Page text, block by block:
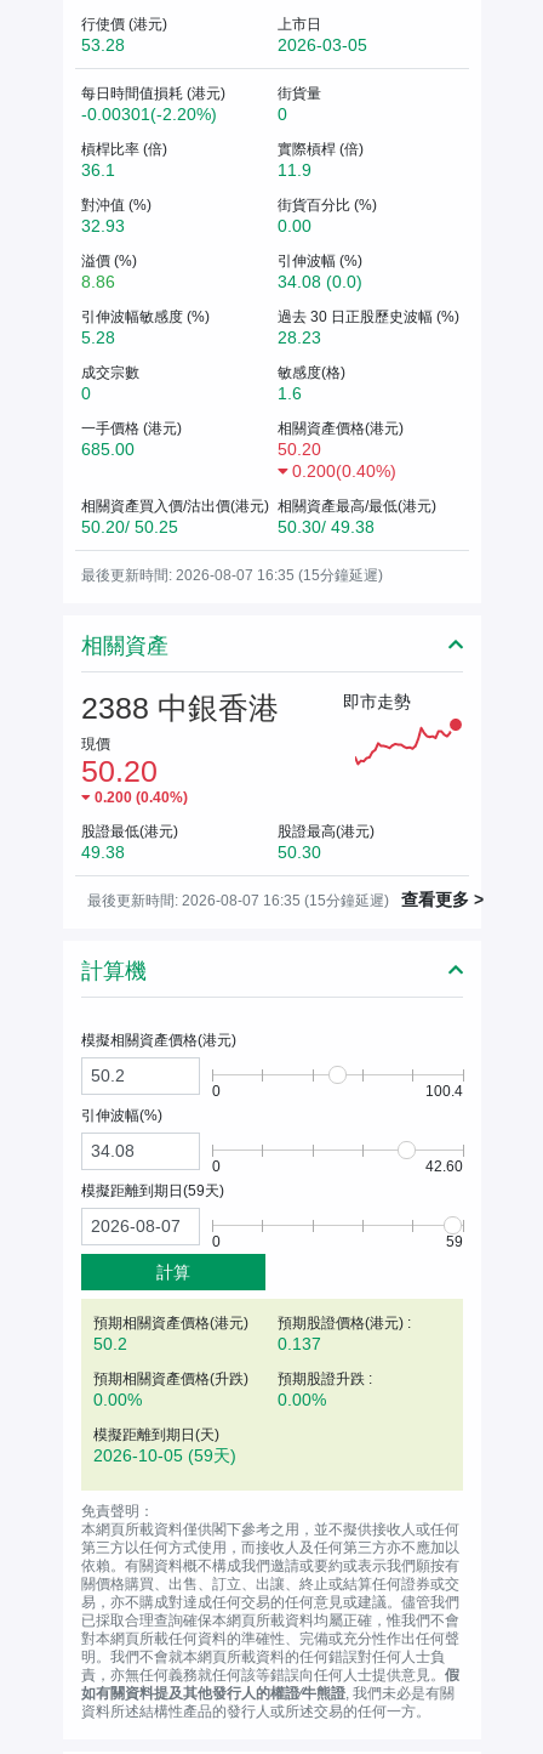
行使價 (港元)
53.28
上市日
2026-03-05
每日時間值損耗 (港元)
-0.00301(-2.20%)
街貨量
0
槓桿比率 (倍)
36.1
實際槓桿 (倍)
11.9
對沖值 (%)
32.93
街貨百分比 (%)
0.00
溢價 (%)
8.86
引伸波幅 (%)
34.08 (0.0)
引伸波幅敏感度 (%)
5.28
過去 30 日正股歷史波幅 (%)
28.23
成交宗數
0
敏感度(格)
1.6
一手價格 (港元)
685.00
相關資產價格(港元)
50.20
0.200(0.40%)
相關資產買入價/沽出價(港元)
50.20/ 50.25
相關資產最高/最低(港元)
50.30/ 49.38
最後更新時間: 2026-08-07 16:35 (15分鐘延遲)
相關資產
2388 中銀香港
現價
50.20
0.200(0.40%)
即市走勢
股證最低(港元)
49.38
股證最高(港元)
50.30
最後更新時間: 2026-08-07 16:35 (15分鐘延遲) 查看更多 >
計算機
模擬相關資產價格(港元)
0
100.4
引伸波幅(%)
0
42.60
模擬距離到期日(59天)
0 59
計算
預期相關資產價格(港元)
50.2
預期股證價格(港元) :
0.137
預期相關資產價格(升跌)
0.00%
預期股證升跌 :
0.00%
模擬距離到期日(天)
2026-10-05 (59天)
免責聲明：
本網頁所載資料僅供閣下參考之用，並不擬供接收人或任何
第三方以任何方式使用，而接收人及任何第三方亦不應加以
依賴。有關資料概不構成我們邀請或要約或表示我們願按有
關價格購買、出售、訂立、出讓、終止或結算任何證券或交
易，亦不購成對達成任何交易的任何意見或建議。儘管我們
已採取合理查詢確保本網頁所載資料均屬正確，惟我們不會
對本網頁所載任何資料的準確性、完備或充分性作出任何聲
明。我們不會就本網頁所載資料的任何錯誤對任何人士負
責，亦無任何義務就任何該等錯誤向任何人士提供意見。 假
如有關資料提及其他發行人的權證∕牛熊證, 我們未必是有關
資料所述結構性產品的發行人或所述交易的任何一方。